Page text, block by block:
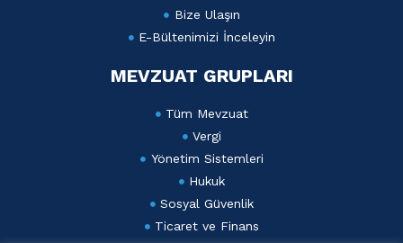
Bize Ulaşın
E-Bültenimizi İnceleyin
MEVZUAT GRUPLARI
Tüm Mevzuat
Vergi
Yönetim Sistemleri
Hukuk
Sosyal Güvenlik
Ticaret ve Finans